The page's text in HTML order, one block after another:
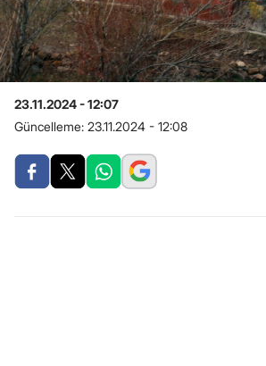
23.11.2024 - 12:07
Güncelleme: 23.11.2024 - 12:08